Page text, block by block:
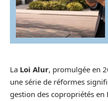
La Loi Alur, promulgée en
une série de réformes
gestion des copropriétés en